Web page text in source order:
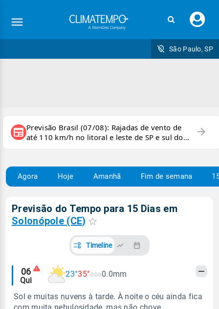
seu
São Paulo, SP
newspaper Previsão Brasil (07/08): Rajadas de vento de
até 110 km/h no litoral e leste de SP e sul do
RJ
arrow_forward
Agora Hoje Amanhã Fim de semana
Previsão do Tempo para 15 Dias em
Solonópole (CE)
Timeline
Alertas
meteorológicos
06
Qui
23°35° 0.0mm
Sol e muitas nuvens à tarde. À noite o céu ainda fica